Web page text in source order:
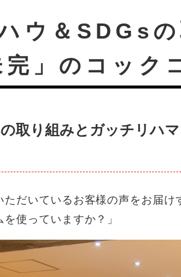
ウ＆SDGs
」のコック
取り組みとガッチリハ
だいているお客様の声をお届け
使っていますか？」